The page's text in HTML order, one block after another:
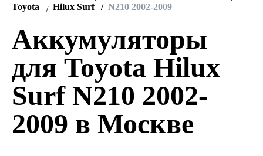
Toyota
Hilux Surf N210 2002-2009
Аккумуляторы
для Toyota Hilux
Surf N210 2002-
2009 в Москве